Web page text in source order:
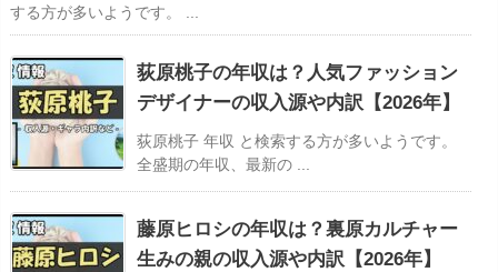
する方が多いようです。 ...
荻原桃子の年収は？人気ファッション
デザイナーの収入源や内訳【2026年】
荻原桃子 年収 と検索する方が多いようです。
全盛期の年収、最新の ...
藤原ヒロシの年収は？裏原カルチャー
生みの親の収入源や内訳【2026年】